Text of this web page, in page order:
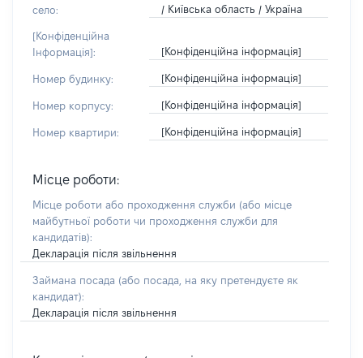
село:
/ Київська область / Україна
[Конфіденційна
Інформація]:
[Конфіденційна інформація]
Номер будинку: [Конфіденційна інформація]
Номер корпусу: [Конфіденційна інформація]
Номер квартири: [Конфіденційна інформація]
Місце роботи:
Місце роботи або проходження служби (або місце
майбутньої роботи чи проходження служби для
кандидатів):
Декларація після звільнення
Займана посада (або посада, на яку претендуєте як
кандидат):
Декларація після звільнення